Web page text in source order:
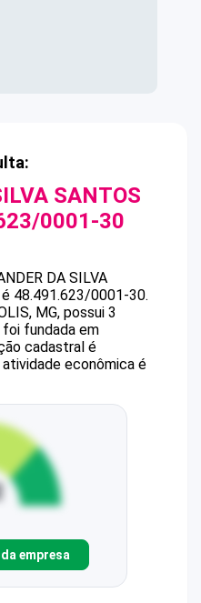
SANTOS
0001-30
DA SILVA
é 48.491.623/0001-30.
MG, possui 3
foi fundada em
cadastral é
econômica é
empresa